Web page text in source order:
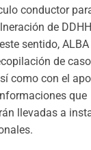
conductor
de
sentido, ALBA
de
como con el
que
llevadas a